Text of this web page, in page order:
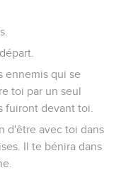
ennemis qui se
toi par un seul
fuiront devant toi.
d'être avec toi dans
Il te bénira dans